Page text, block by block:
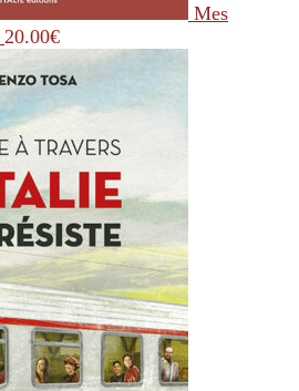
Mes
20.00€